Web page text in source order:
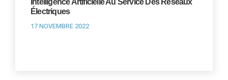
Intelligence Artificielle Au Service Des Réseaux
Électriques
17 NOVEMBRE 2022